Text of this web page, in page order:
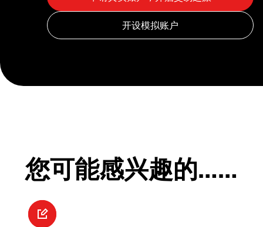
您可能感兴趣的……